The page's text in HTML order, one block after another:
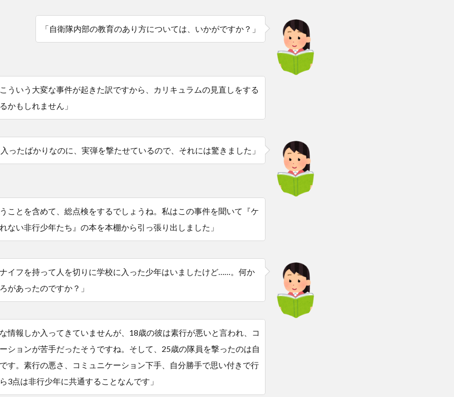
「自衛隊内部の教育のあり方については、いかがですか？」
ういう大変な事件が起きた訳ですから、カリキュラムの見直しをする
かもしれません」
ったばかりなのに、実弾を撃たせているので、それには驚きました」
ことを含めて、総点検をするでしょうね。私はこの事件を聞いて『ケ
ない非行少年たち』の本を本棚から引っ張り出しました」
イフを持って人を切りに学校に入った少年はいましたけど……。何か
があったのですか？」
情報しか入ってきていませんが、18歳の彼は素行が悪いと言われ、コ
ションが苦手だったそうですね。そして、25歳の隊員を撃ったのは自
す。素行の悪さ、コミュニケーション下手、自分勝手で思い付きで行
3点は非行少年に共通することなんです」